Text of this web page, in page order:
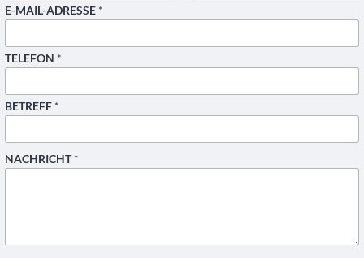
Vorname
E-MAIL-ADRESSE *
TELEFON *
BETREFF *
NACHRICHT*